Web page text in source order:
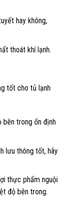
hay không,
thoát khí lạnh.
tốt cho tủ lạnh
bên trong ổn định
lưu thông tốt, hãy
thực phẩm nguội
độ bên trong.